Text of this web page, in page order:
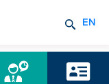
EN